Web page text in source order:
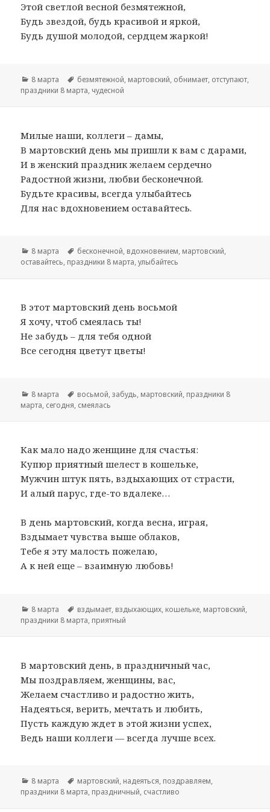
Этой светлой весной безмятежной,
Будь звездой, будь красивой и яркой,
Будь душой молодой, сердцем жаркой!
Рубрики
8 марта Метки
безмятежной, мартовский, обнимает, отступают,
праздники 8 марта, чудесной
Милые наши, коллеги – дамы,
В мартовский день мы пришли к вам с дарами,
И в женский праздник желаем сердечно
Радостной жизни, любви бесконечной.
Будьте красивы, всегда улыбайтесь
Для нас вдохновением оставайтесь.
Рубрики
8 марта Метки
бесконечной, вдохновением, мартовский,
оставайтесь, праздники 8 марта,улыбайтесь
В этот мартовский день восьмой
Я хочу, чтоб смеялась ты!
Не забудь – для тебя одной
Все сегодня цветут цветы!
Рубрики
8 марта Метки
восьмой,забудь, мартовский, праздники 8
марта, сегодня, смеялась
Как мало надо женщине для счастья:
Купюр приятный шелест в кошельке,
Мужчин штук пять, вздыхающих от страсти,
И алый парус, где-то вдалеке…
В день мартовский, когда весна, играя,
Вздымает чувства выше облаков,
Тебе я эту малость пожелаю,
А к ней еще – взаимную любовь!
Рубрики
8 марта Метки
вздымает, вздыхающих, кошельке, мартовский,
праздники 8 марта, приятный
В мартовский день, в праздничный час,
Мы поздравляем, женщины, вас,
Желаем счастливо и радостно жить,
Надеяться, верить, мечтать и любить,
Пусть каждую ждет в этой жизни успех,
Ведь наши коллеги — всегда лучше всех.
Рубрики
8 марта Метки
мартовский, надеяться, поздравляем,
праздники 8 марта, праздничный, счастливо